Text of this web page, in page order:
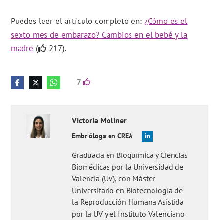
Puedes leer el artículo completo en:¿Cómo es el
sexto mes de embarazo? Cambios en el bebé y la
madre ( 217).
7
Victoria Moliner
Embrióloga en CREA
Graduada en Bioquímica y Ciencias
Biomédicas por la Universidad de
Valencia (UV), con Máster
Universitario en Biotecnología de
la Reproducción Humana Asistida
por la UV y el Instituto Valenciano